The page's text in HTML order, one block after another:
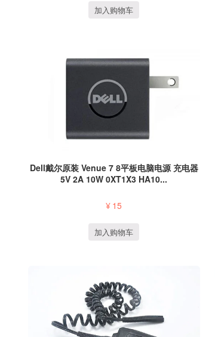
加入购物车
Dell戴尔原装 Venue 7 8平板电脑电源 充电器
5V 2A 10W 0XT1X3 HA10...
¥ 15
加入购物车